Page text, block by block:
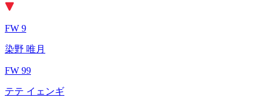
FW 9
染野 唯月
FW 99
テテ イェンギ